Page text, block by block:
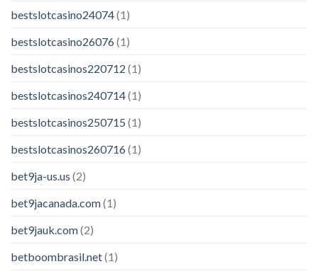
bestslotcasino24074(1)
bestslotcasino26076(1)
bestslotcasinos220712 (1)
bestslotcasinos240714(1)
bestslotcasinos250715 (1)
bestslotcasinos260716(1)
bet9ja-us.us (2)
bet9jacanada.com(1)
bet9jauk.com(2)
betboombrasil.net(1)